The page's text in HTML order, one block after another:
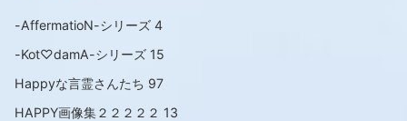
-AffermatioN-シリーズ 4
-Kot♡damA-シリーズ 15
Happyな言霊さんたち 97
HAPPY画像集２２２２２ 13